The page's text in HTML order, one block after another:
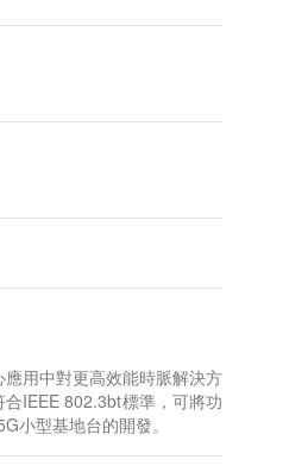
用中對更高效能時脈解決方
IEEE 802.3bt標準，可將功
小型基地台的開發。